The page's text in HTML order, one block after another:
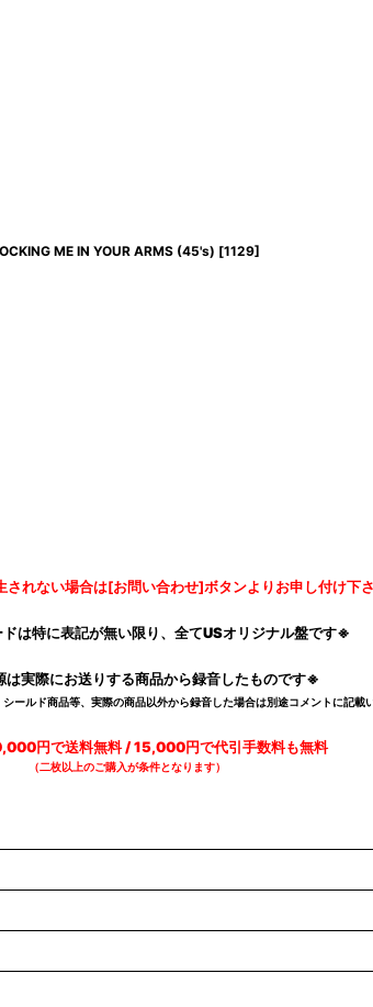
ME IN YOUR ARMS (45's) [1129]
されない場合は[お問い合わせ]ボタンよりお申し付け下
は特に表記が無い限り、全てUSオリジナル盤です※
実際にお送りする商品から録音したものです※
ールド商品等、実際の商品以外から録音した場合は別途コメントに記載
円で送料無料 / 15,000円で代引手数料も無料
（二枚以上のご購入が条件となります）